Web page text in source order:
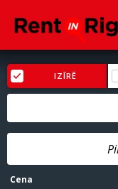
IZĪRĒ
Cena